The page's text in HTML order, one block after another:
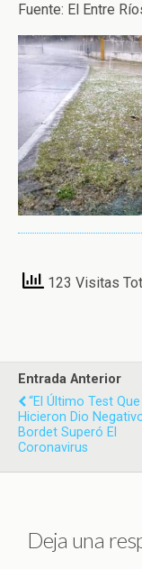
Fuente: El Entre
123 Visitas
Entrada Anterior
“El Último Test
Hicieron Dio
Bordet Superó El
Coronavirus
Deja una